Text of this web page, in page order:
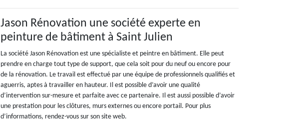
Jason Rénovation une société experte en
peinture de bâtiment à Saint Julien
La société Jason Rénovation est une spécialiste et peintre en bâtiment. Elle peut
prendre en charge tout type de support, que cela soit pour du neuf ou encore pour
de la rénovation. Le travail est effectué par une équipe de professionnels qualifiés et
aguerris, aptes à travailler en hauteur. Il est possible d’avoir une qualité
d’intervention sur-mesure et parfaite avec ce partenaire. Il est aussi possible d’avoir
une prestation pour les clôtures, murs externes ou encore portail. Pour plus
d’informations, rendez-vous sur son site web.